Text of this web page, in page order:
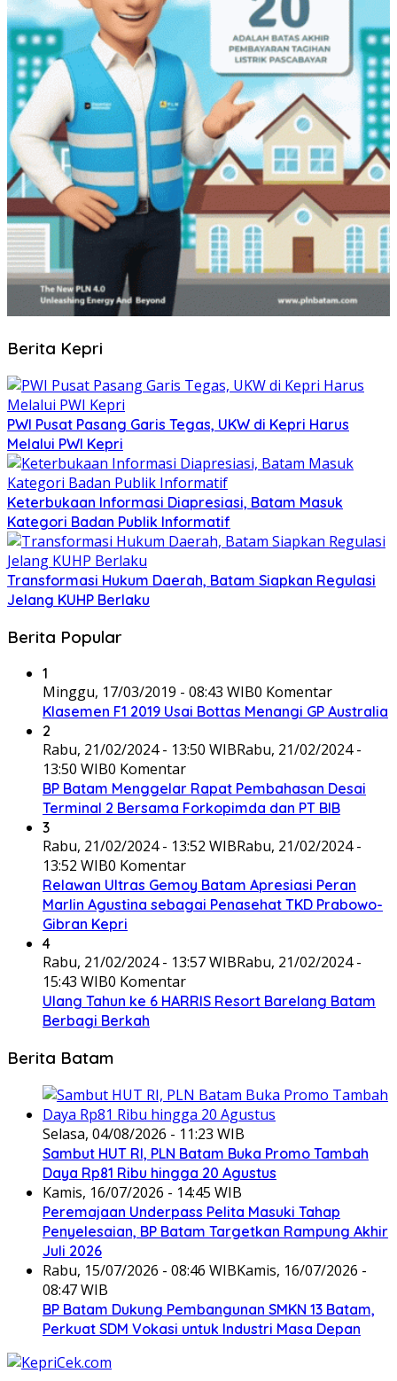
Berita Kepri
PWI Pusat Pasang Garis Tegas, UKW di Kepri Harus
Melalui PWI Kepri
Keterbukaan Informasi Diapresiasi, Batam Masuk
Kategori Badan Publik Informatif
Transformasi Hukum Daerah, Batam Siapkan Regulasi
Jelang KUHP Berlaku
Berita Popular
1
Minggu, 17/03/2019 - 08:43 WIB0 Komentar
Klasemen F1 2019 Usai Bottas Menangi GP Australia
2
Rabu, 21/02/2024 - 13:50 WIBRabu, 21/02/2024 -
13:50 WIB0 Komentar
BP Batam Menggelar Rapat Pembahasan Desai
Terminal 2 Bersama Forkopimda dan PT BIB
3
Rabu, 21/02/2024 - 13:52 WIBRabu, 21/02/2024 -
13:52 WIB0 Komentar
Relawan Ultras Gemoy Batam Apresiasi Peran
Marlin Agustina sebagai Penasehat TKD Prabowo-
Gibran Kepri
4
Rabu, 21/02/2024 - 13:57 WIBRabu, 21/02/2024 -
15:43 WIB0 Komentar
Ulang Tahun ke 6 HARRIS Resort Barelang Batam
Berbagi Berkah
Berita Batam
Selasa, 04/08/2026 - 11:23 WIB
Sambut HUT RI, PLN Batam Buka Promo Tambah
Daya Rp81 Ribu hingga 20 Agustus
Kamis, 16/07/2026 - 14:45 WIB
Peremajaan Underpass Pelita Masuki Tahap
Penyelesaian, BP Batam Targetkan Rampung Akhir
Juli 2026
Rabu, 15/07/2026 - 08:46 WIBKamis, 16/07/2026 -
08:47 WIB
BP Batam Dukung Pembangunan SMKN 13 Batam,
Perkuat SDM Vokasi untuk Industri Masa Depan